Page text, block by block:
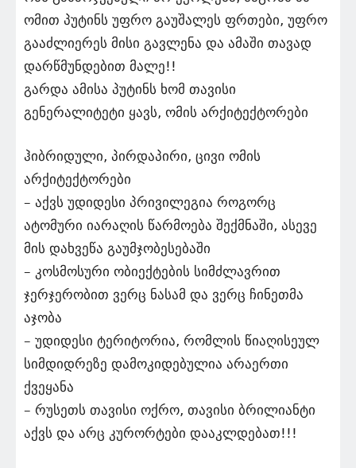
ომით პუტინს უფრო გაუშალეს ფრთები, უფრო
გააძლიერეს მისი გავლენა და ამაში თავად
დარწმუნდებით მალე!!
გარდა ამისა პუტინს ხომ თავისი
გენერალიტეტი ყავს, ომის არქიტექტორები
ჰიბრიდული, პირდაპირი, ცივი ომის
არქიტექტორები
– აქვს უდიდესი პრივილეგია როგორც
ატომური იარაღის წარმოება შექმნაში, ასევე
მის დახვეწა გაუმჯობესებაში
– კოსმოსური ობიექტების სიმძლავრით
ჯერჯერობით ვერც ნასამ და ვერც ჩინეთმა
აჯობა
– უდიდესი ტერიტორია, რომლის წიაღისეულ
სიმდიდრეზე დამოკიდებულია არაერთი
ქვეყანა
– რუსეთს თავისი ოქრო, თავისი ბრილიანტი
აქვს და არც კურორტები დააკლდებათ!!!